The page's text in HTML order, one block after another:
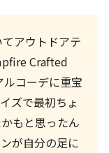
アウトドアテ
Crafted
コーデに重宝
ズで最初ちょ
もと思ったん
が自分の足に